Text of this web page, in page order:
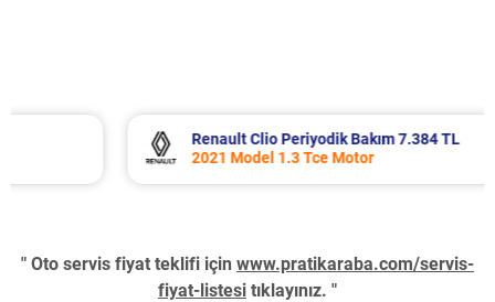
Renault Clio Periyodik Bakım 7.384 TL
2021 Model 1.3 Tce Motor
" Oto servis fiyat teklifi için www.pratikaraba.com/servis-
fiyat-listesi tıklayınız. "